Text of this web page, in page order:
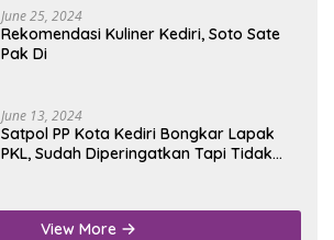
June 25, 2024
Rekomendasi Kuliner Kediri, Soto Sate
Pak Di
June 13, 2024
Satpol PP Kota Kediri Bongkar Lapak
PKL, Sudah Diperingatkan Tapi Tidak
View More